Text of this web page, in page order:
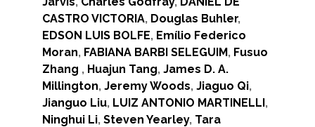
CASTRO VICTORIA, Douglas Buhler,
EDSON LUIS BOLFE, Emílio Federico
Moran, FABIANA BARBI SELEGUIM, Fusuo
Zhang , Huajun Tang, James D. A.
Millington, Jeremy Woods, Jiaguo Qi,
Jianguo Liu, LUIZ ANTONIO MARTINELLI,
Ninghui Li, Steven Yearley, Tara